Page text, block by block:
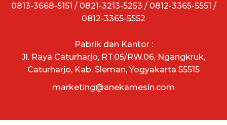
0813-3668-5151 / 0821-3213-5253 / 0812-3365-5551 /
0812-3365-5552
Pabrik dan Kantor :
Jl. Raya Caturharjo, RT.05/RW.06, Ngangkruk,
Caturharjo, Kab. Sleman, Yogyakarta 55515
marketing@anekamesin.com